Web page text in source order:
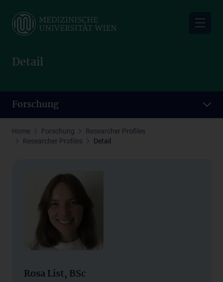
main
Detail
Forschung
Home Forschung
Researcher Profiles
Researcher Profiles
Detail
Rosa List, BSc